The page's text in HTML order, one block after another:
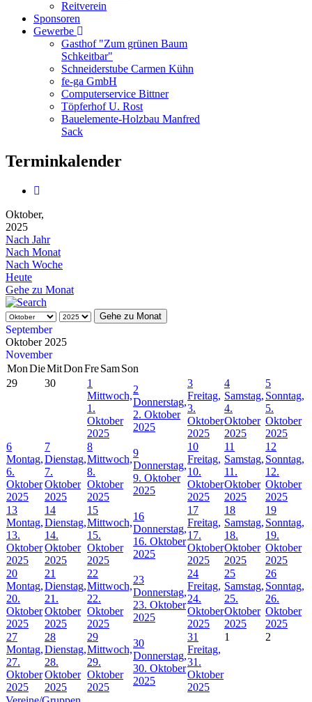
Reitverein
Sponsoren
Gewerbe
Gasthof "Zum grünen Baum
Schkeitbar"
Schneiderstube Carmen Kühn
fe-ga GmbH
Computerservice Bittner
Töpferhof U. Rost
Bauelemente-Holzbau Manfred
Sack
Terminkalender
Oktober,
2025
Nach Jahr
Nach Monat
Nach Woche
Heute
Gehe zu Monat
Gehe zu Monat
September
Oktober 2025
November
MonDieMitDonFreSamSon
29
30
1
Mittwoch,
1.
Oktober
2025
2
Donnerstag,
2. Oktober
2025
3
Freitag,
3.
Oktober
2025
4
Samstag,
4.
Oktober
2025
5
Sonntag,
5.
Oktober
2025
6
Montag,
6.
Oktober
2025
7
Dienstag,
7.
Oktober
2025
8
Mittwoch,
8.
Oktober
2025
9
Donnerstag,
9. Oktober
2025
10
Freitag,
10.
Oktober
2025
11
Samstag,
11.
Oktober
2025
12
Sonntag,
12.
Oktober
2025
13
Montag,
13.
Oktober
2025
14
Dienstag,
14.
Oktober
2025
15
Mittwoch,
15.
Oktober
2025
16
Donnerstag,
16. Oktober
2025
17
Freitag,
17.
Oktober
2025
18
Samstag,
18.
Oktober
2025
19
Sonntag,
19.
Oktober
2025
20
Montag,
20.
Oktober
2025
21
Dienstag,
21.
Oktober
2025
22
Mittwoch,
22.
Oktober
2025
23
Donnerstag,
23. Oktober
2025
24
Freitag,
24.
Oktober
2025
25
Samstag,
25.
Oktober
2025
26
Sonntag,
26.
Oktober
2025
27
Montag,
27.
Oktober
2025
28
Dienstag,
28.
Oktober
2025
29
Mittwoch,
29.
Oktober
2025
30
Donnerstag,
30. Oktober
2025
31
Freitag,
31.
Oktober
2025
1 2